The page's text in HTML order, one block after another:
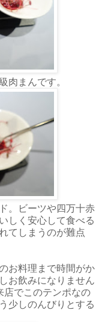
肉まんです。
。ビーツや四万十赤
しく安心して食べる
てしまうのが難点
お料理まで時間がか
お飲みになりません
店でこのテンポなの
少しのんびりとする